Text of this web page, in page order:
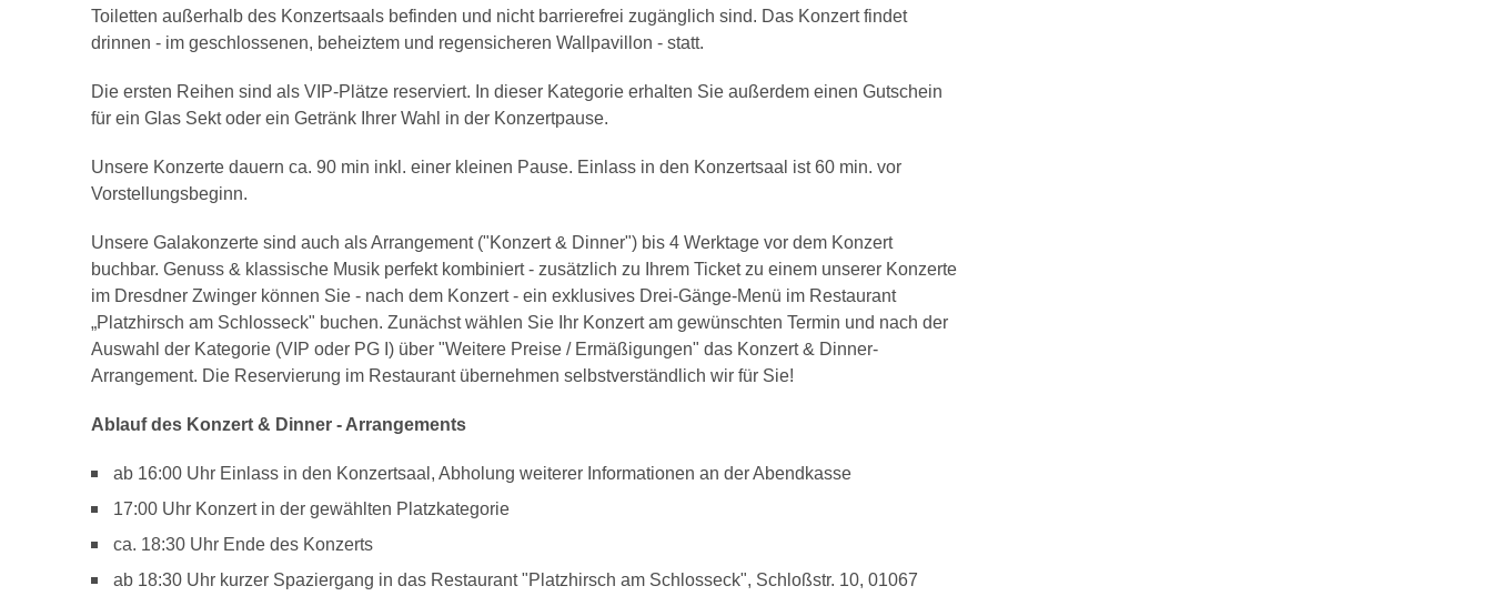
Toiletten außerhalb des Konzertsaals befinden und nicht barrierefrei zugänglich sind. Das Konzert findet
drinnen - im geschlossenen, beheiztem und regensicheren Wallpavillon - statt.
Die ersten Reihen sind als VIP-Plätze reserviert. In dieser Kategorie erhalten Sie außerdem einen Gutschein
für ein Glas Sekt oder ein Getränk Ihrer Wahl in der Konzertpause.
Unsere Konzerte dauern ca. 90 min inkl. einer kleinen Pause. Einlass in den Konzertsaal ist 60 min. vor
Vorstellungsbeginn.
Unsere Galakonzerte sind auch als Arrangement ("Konzert & Dinner") bis 4 Werktage vor dem Konzert
buchbar. Genuss & klassische Musik perfekt kombiniert - zusätzlich zu Ihrem Ticket zu einem unserer Konzerte
im Dresdner Zwinger können Sie - nach dem Konzert - ein exklusives Drei-Gänge-Menü im Restaurant
„Platzhirsch am Schlosseck" buchen. Zunächst wählen Sie Ihr Konzert am gewünschten Termin und nach der
Auswahl der Kategorie (VIP oder PG I) über "Weitere Preise / Ermäßigungen" das Konzert & Dinner-
Arrangement. Die Reservierung im Restaurant übernehmen selbstverständlich wir für Sie!
Ablauf des Konzert & Dinner - Arrangements
ab 16:00 Uhr Einlass in den Konzertsaal, Abholung weiterer Informationen an der Abendkasse
17:00 Uhr Konzert in der gewählten Platzkategorie
ca. 18:30 Uhr Ende des Konzerts
ab 18:30 Uhr kurzer Spaziergang in das Restaurant "Platzhirsch am Schlosseck", Schloßstr. 10, 01067